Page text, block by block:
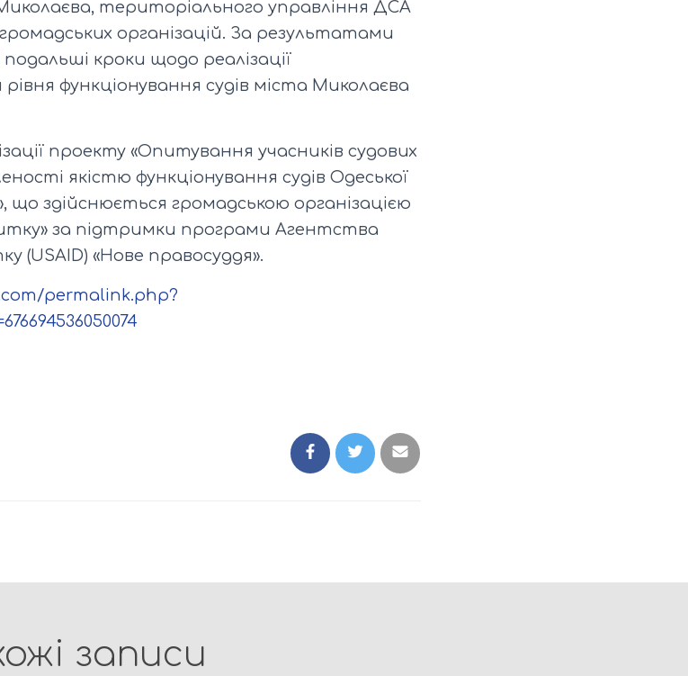
територіального управління ДСА
організацій. За результатами
кроки щодо реалізації
функціонування судів міста Миколаєва
проекту «Опитування учасників судових
якістю функціонування судів Одеської
що здійснюється громадською організацією
за підтримки програми Агентства
(USAID) «Нове правосуддя».
permalink.php?
записи